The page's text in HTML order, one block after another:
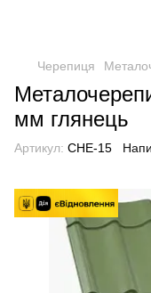
Черепиця
мм глянець
Артикул: CHE-15